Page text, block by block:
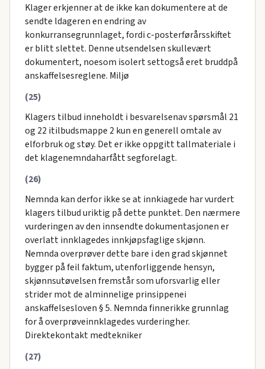
Klager erkjenner at de ikke kan dokumentere at de
sendte ldageren en endring av
konkurransegrunnlaget, fordi c-posterførårsskiftet
er blitt slettet. Denne utsendelsen skullevært
dokumentert, noesom isolert settogså eret bruddpå
anskaffelsesreglene. Miljø
(25)
Klagers tilbud inneholdt i besvarelsenav spørsmål 21
og 22 itilbudsmappe 2 kun en generell omtale av
elforbruk og støy. Det er ikke oppgitt tallmateriale i
det klagenemndaharfått segforelagt.
(26)
Nemnda kan derfor ikke se at innkiagede har vurdert
klagers tilbud uriktig på dette punktet. Den nærmere
vurderingen av den innsendte dokumentasjonen er
overlatt innklagedes innkjøpsfaglige skjønn.
Nemnda overprøver dette bare i den grad skjønnet
bygger på feil faktum, utenforliggende hensyn,
skjønnsutøvelsen fremstår som uforsvarlig eller
strider mot de alminnelige prinsippenei
anskaffelsesloven § 5. Nemnda finnerikke grunnlag
for å overprøveinnklagedes vurderingher.
Direktekontakt medtekniker
(27)